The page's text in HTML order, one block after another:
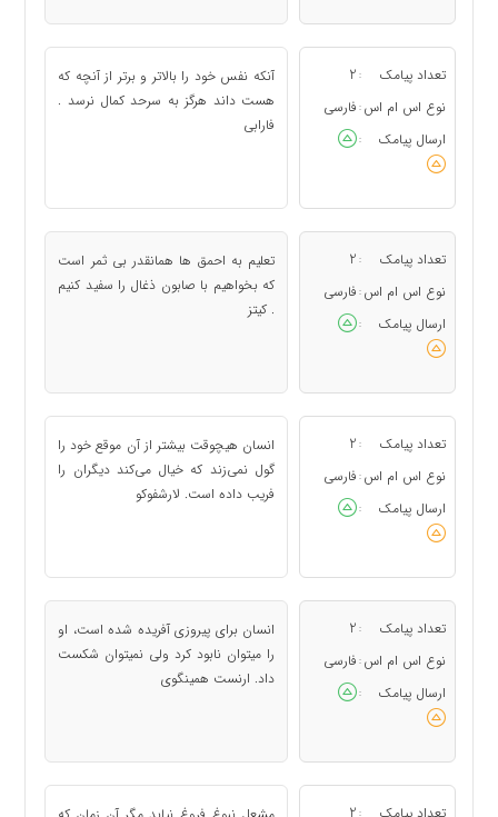
تعداد پیامک :
2
نوع اس ام اس : فارسی
ارسال پیامک
:
آنکه نفس خود را بالاتر و برتر از آنچه که
هست داند هرگز به سرحد کمال نرسد .
فارابی
تعداد پیامک :
2
نوع اس ام اس : فارسی
ارسال پیامک
:
تعلیم به احمق ها همانقدر بی ثمر است
که بخواهیم با صابون ذغال را سفید کنیم
. کیتز
تعداد پیامک :
2
نوع اس ام اس : فارسی
ارسال پیامک
:
انسان هیچوقت بیشتر از آن موقع خود را
گول نمی‌زند که خیال می‌کند دیگران را
فریب داده است. لارشفوکو
تعداد پیامک :
2
نوع اس ام اس : فارسی
ارسال پیامک
:
انسان برای پیروزی آفریده شده است، او
را میتوان نابود کرد ولی نمیتوان شکست
داد. ارنست همینگوی
: